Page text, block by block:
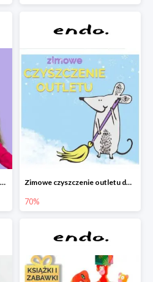
Dodatkowe -10% do wyprzedaży w Endo Zimowe czyszczenie outletu do -70%
70%